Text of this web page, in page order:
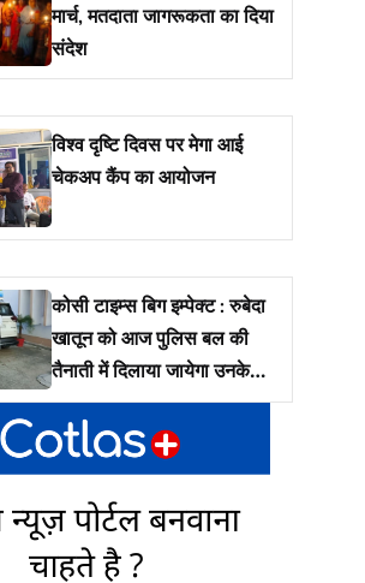
मार्च, मतदाता जागरूकता का दिया
संदेश
विश्व दृष्टि दिवस पर मेगा आई
चेकअप कैंप का आयोजन
कोसी टाइम्स बिग इम्पेक्ट : रुबेदा
खातून को आज पुलिस बल की
तैनाती में दिलाया जायेगा उनके
जमीं पर कब्ज़ा